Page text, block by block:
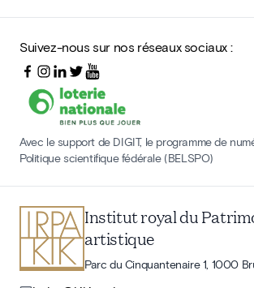
Suivez-nous sur nos réseaux sociaux :
Avec le support de DIGIT, le programme de
Politique scientifique fédérale (BELSPO)
Institut royal du
artistique
Parc du Cinquantenaire 1, 1000